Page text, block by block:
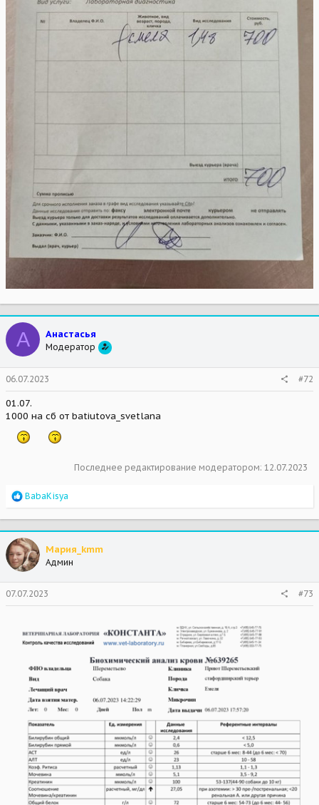
А Анастасья
Модератор
06.07.2023 #72
01.07.
1000 на сб от batiutova_svetlana
Последнее редактирование модератором: 12.07.2023
R
a
c
t
i
o
n
:
BabaKisya
Мария_kmm
Админ
07.07.2023 #73